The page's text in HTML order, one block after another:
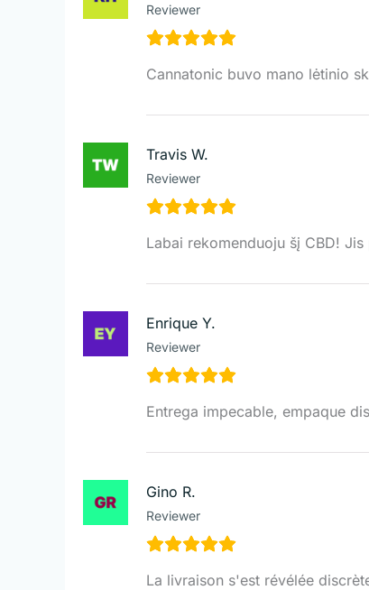
Reviewer
Cannatonic buvo mano lėtinio
Travis W.
Reviewer
Labai rekomenduoju šį CBD!
Enrique Y.
Reviewer
Entrega impecable, empaque
Gino R.
Reviewer
La livraison s'est révélée